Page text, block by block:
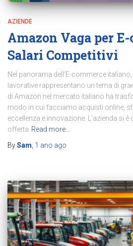
AZIENDE
Amazon Vaga per
Salari Competitivi
Nel panorama dell’E-commerce
lavorative rappresentano un tema di
di Amazon nel mercato italiano ha
modo in cui facciamo acquisti online,
eccellenza e innovazione. L’azienda si
offerta Read more…
BySam 1 ano ago